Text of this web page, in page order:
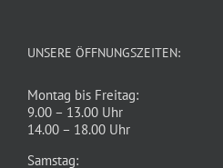
UNSERE ÖFFNUNGSZEITEN:
Montag bis Freitag:
9.00 – 13.00 Uhr
14.00 – 18.00 Uhr
Samstag: